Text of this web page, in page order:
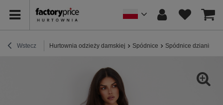
Wstecz Hurtownia odzieży damskiej Spódnice Spódnice